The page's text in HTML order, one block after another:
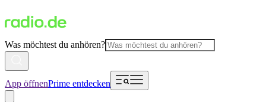
Was möchtest du anhören?
App öffnenPrime entdecken